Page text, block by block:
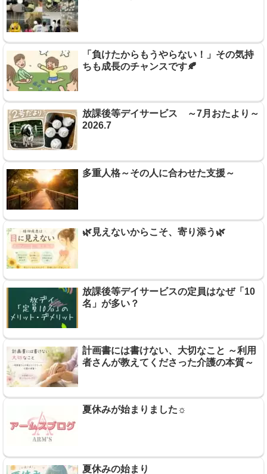
「負けたからもうやらない！」その気持
ちも成長のチャンスです🍂
放課後等デイサービス ～7月おたより～
2026.7
多重人格～その人に合わせた支援～
🌿見えないからこそ、寄り添う🌿
放課後等デイサービスの定員はなぜ「10
名」が多い？
計画書には書けない、大切なこと ～利用
者さんが教えてくださった介護の本質～
夏休みが始まりました☼
夏休みの始まり